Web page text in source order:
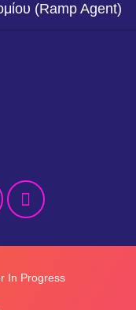
(Ramp Agent)
In Progress